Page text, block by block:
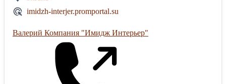
imidzh-interjer.promportal.su
Валерий Компания "Имидж Интерьер"